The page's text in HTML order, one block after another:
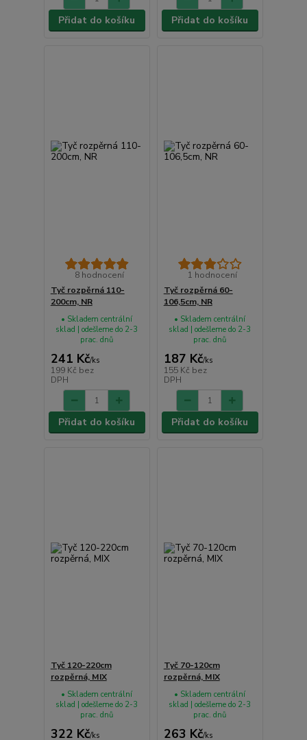
Přidat do košíku Přidat do košíku
8 hodnocení
Tyč rozpěrná 110-
200cm, NR
241 Kč/ks
199 Kč bez
DPH
• Skladem centrální
sklad | odešleme do 2-3
prac. dnů
Přidat do košíku
1 hodnocení
Tyč rozpěrná 60-
106,5cm, NR
187 Kč/ks
155 Kč bez
DPH
• Skladem centrální
sklad | odešleme do 2-3
prac. dnů
Přidat do košíku
Tyč 120-220cm
rozpěrná, MIX
322 Kč/ks
• Skladem centrální
sklad | odešleme do 2-3
prac. dnů
Tyč 70-120cm
rozpěrná, MIX
263 Kč/ks
• Skladem centrální
sklad | odešleme do 2-3
prac. dnů